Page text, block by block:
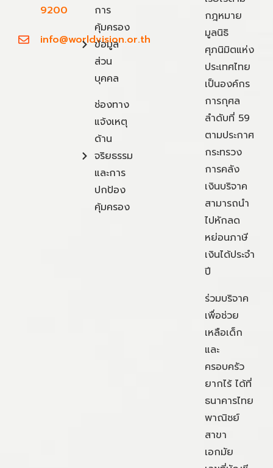
9200
info@worldvision.or.th
การ
คุ้มครอง
ข้อมูล
ส่วน
บุคคล
ช่องทาง
แจ้งเหตุ
ด้าน
จริยธรรม
และการ
ปกป้อง
คุ้มครอง
กฎหมาย
มูลนิธิ
ศุภนิมิตแห่ง
ประเทศไทย
เป็นองค์กร
การกุศล
ลำดับที่ 59
ตามประกาศ
กระทรวง
การคลัง
เงินบริจาค
สามารถนำ
ไปหักลด
หย่อนภาษี
เงินได้ประจำ
ปี
ร่วมบริจาค
เพื่อช่วย
เหลือเด็ก
และ
ครอบครัว
ยากไร้ ได้ที่
ธนาคารไทย
พาณิชย์
สาขา
เอกมัย